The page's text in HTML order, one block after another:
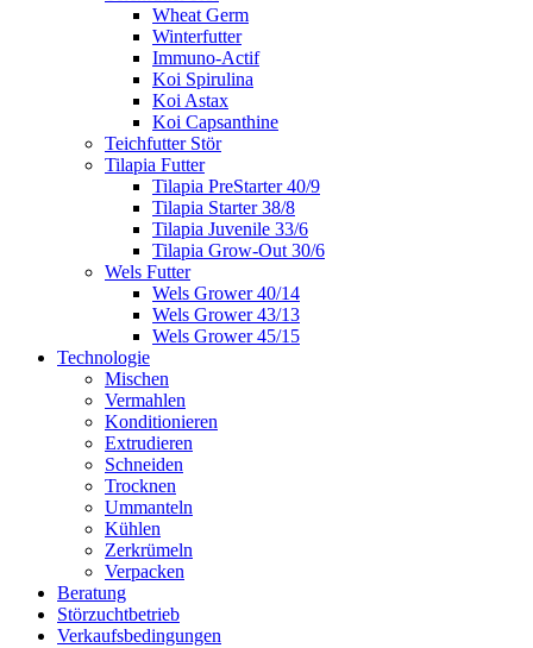
Wheat Germ
Winterfutter
Immuno-Actif
Koi Spirulina
Koi Astax
Koi Capsanthine
Teichfutter Stör
Tilapia Futter
Tilapia PreStarter 40/9
Tilapia Starter 38/8
Tilapia Juvenile 33/6
Tilapia Grow-Out 30/6
Wels Futter
Wels Grower 40/14
Wels Grower 43/13
Wels Grower 45/15
Technologie
Mischen
Vermahlen
Konditionieren
Extrudieren
Schneiden
Trocknen
Ummanteln
Kühlen
Zerkrümeln
Verpacken
Beratung
Störzuchtbetrieb
Verkaufsbedingungen